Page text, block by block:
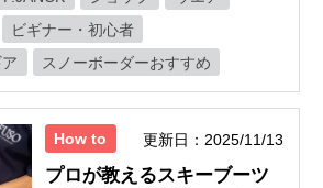
ビギナー・初心者
スノーボーダーおすすめ
How to 更新日：2025/11/13
プロが教えるスキーブーツ